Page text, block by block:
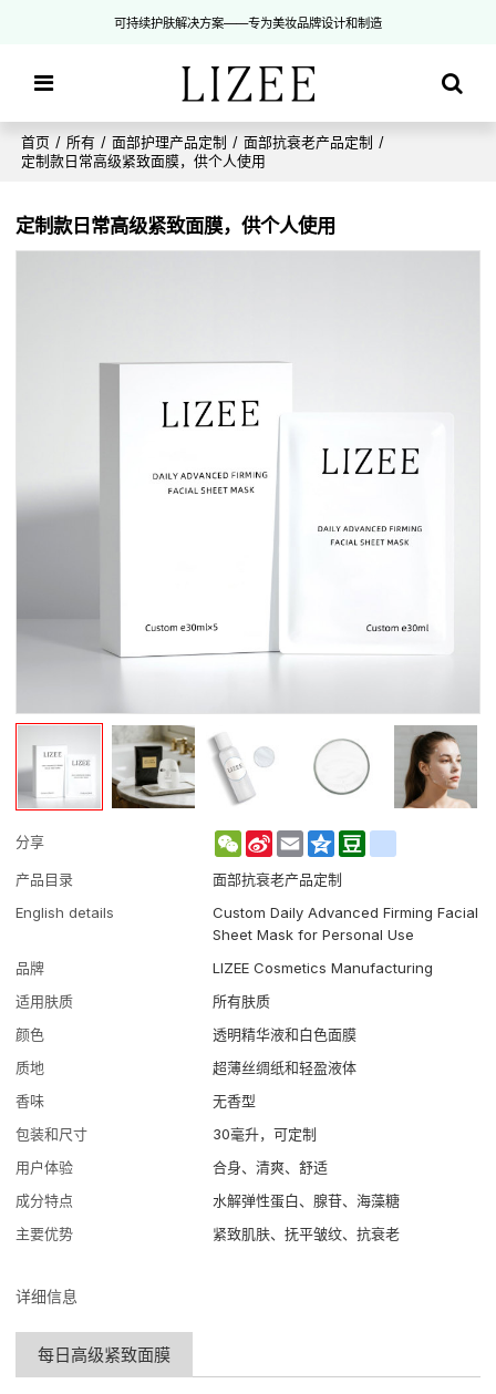
可持续护肤解决方案——专为美妆品牌设计和制造
首页 / 所有 / 面部护理产品定制 / 面部抗衰老产品定制 /
定制款日常高级紧致面膜，供个人使用
定制款日常高级紧致面膜，供个人使用
分享 WeChat
Sina
Weibo
Email Qzone
产品目录
面部抗衰老产品定制
English details
Custom Daily Advanced Firming Facial
Sheet Mask for Personal Use
品牌
LIZEE Cosmetics Manufacturing
适用肤质
所有肤质
颜色
透明精华液和白色面膜
质地
超薄丝绸纸和轻盈液体
香味
无香型
包装和尺寸
30毫升，可定制
用户体验
合身、清爽、舒适
成分特点
水解弹性蛋白、腺苷、海藻糖
主要优势
紧致肌肤、抚平皱纹、抗衰老
详细信息
每日高级紧致面膜